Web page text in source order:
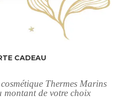
CADEAU
Thermes Marins
de votre choix